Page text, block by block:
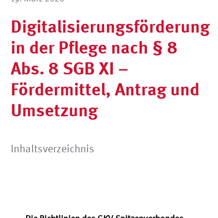
Digitalisierungsförderung
in der Pflege nach § 8
Abs. 8 SGB XI –
Fördermittel, Antrag und
Umsetzung
Inhaltsverzeichnis